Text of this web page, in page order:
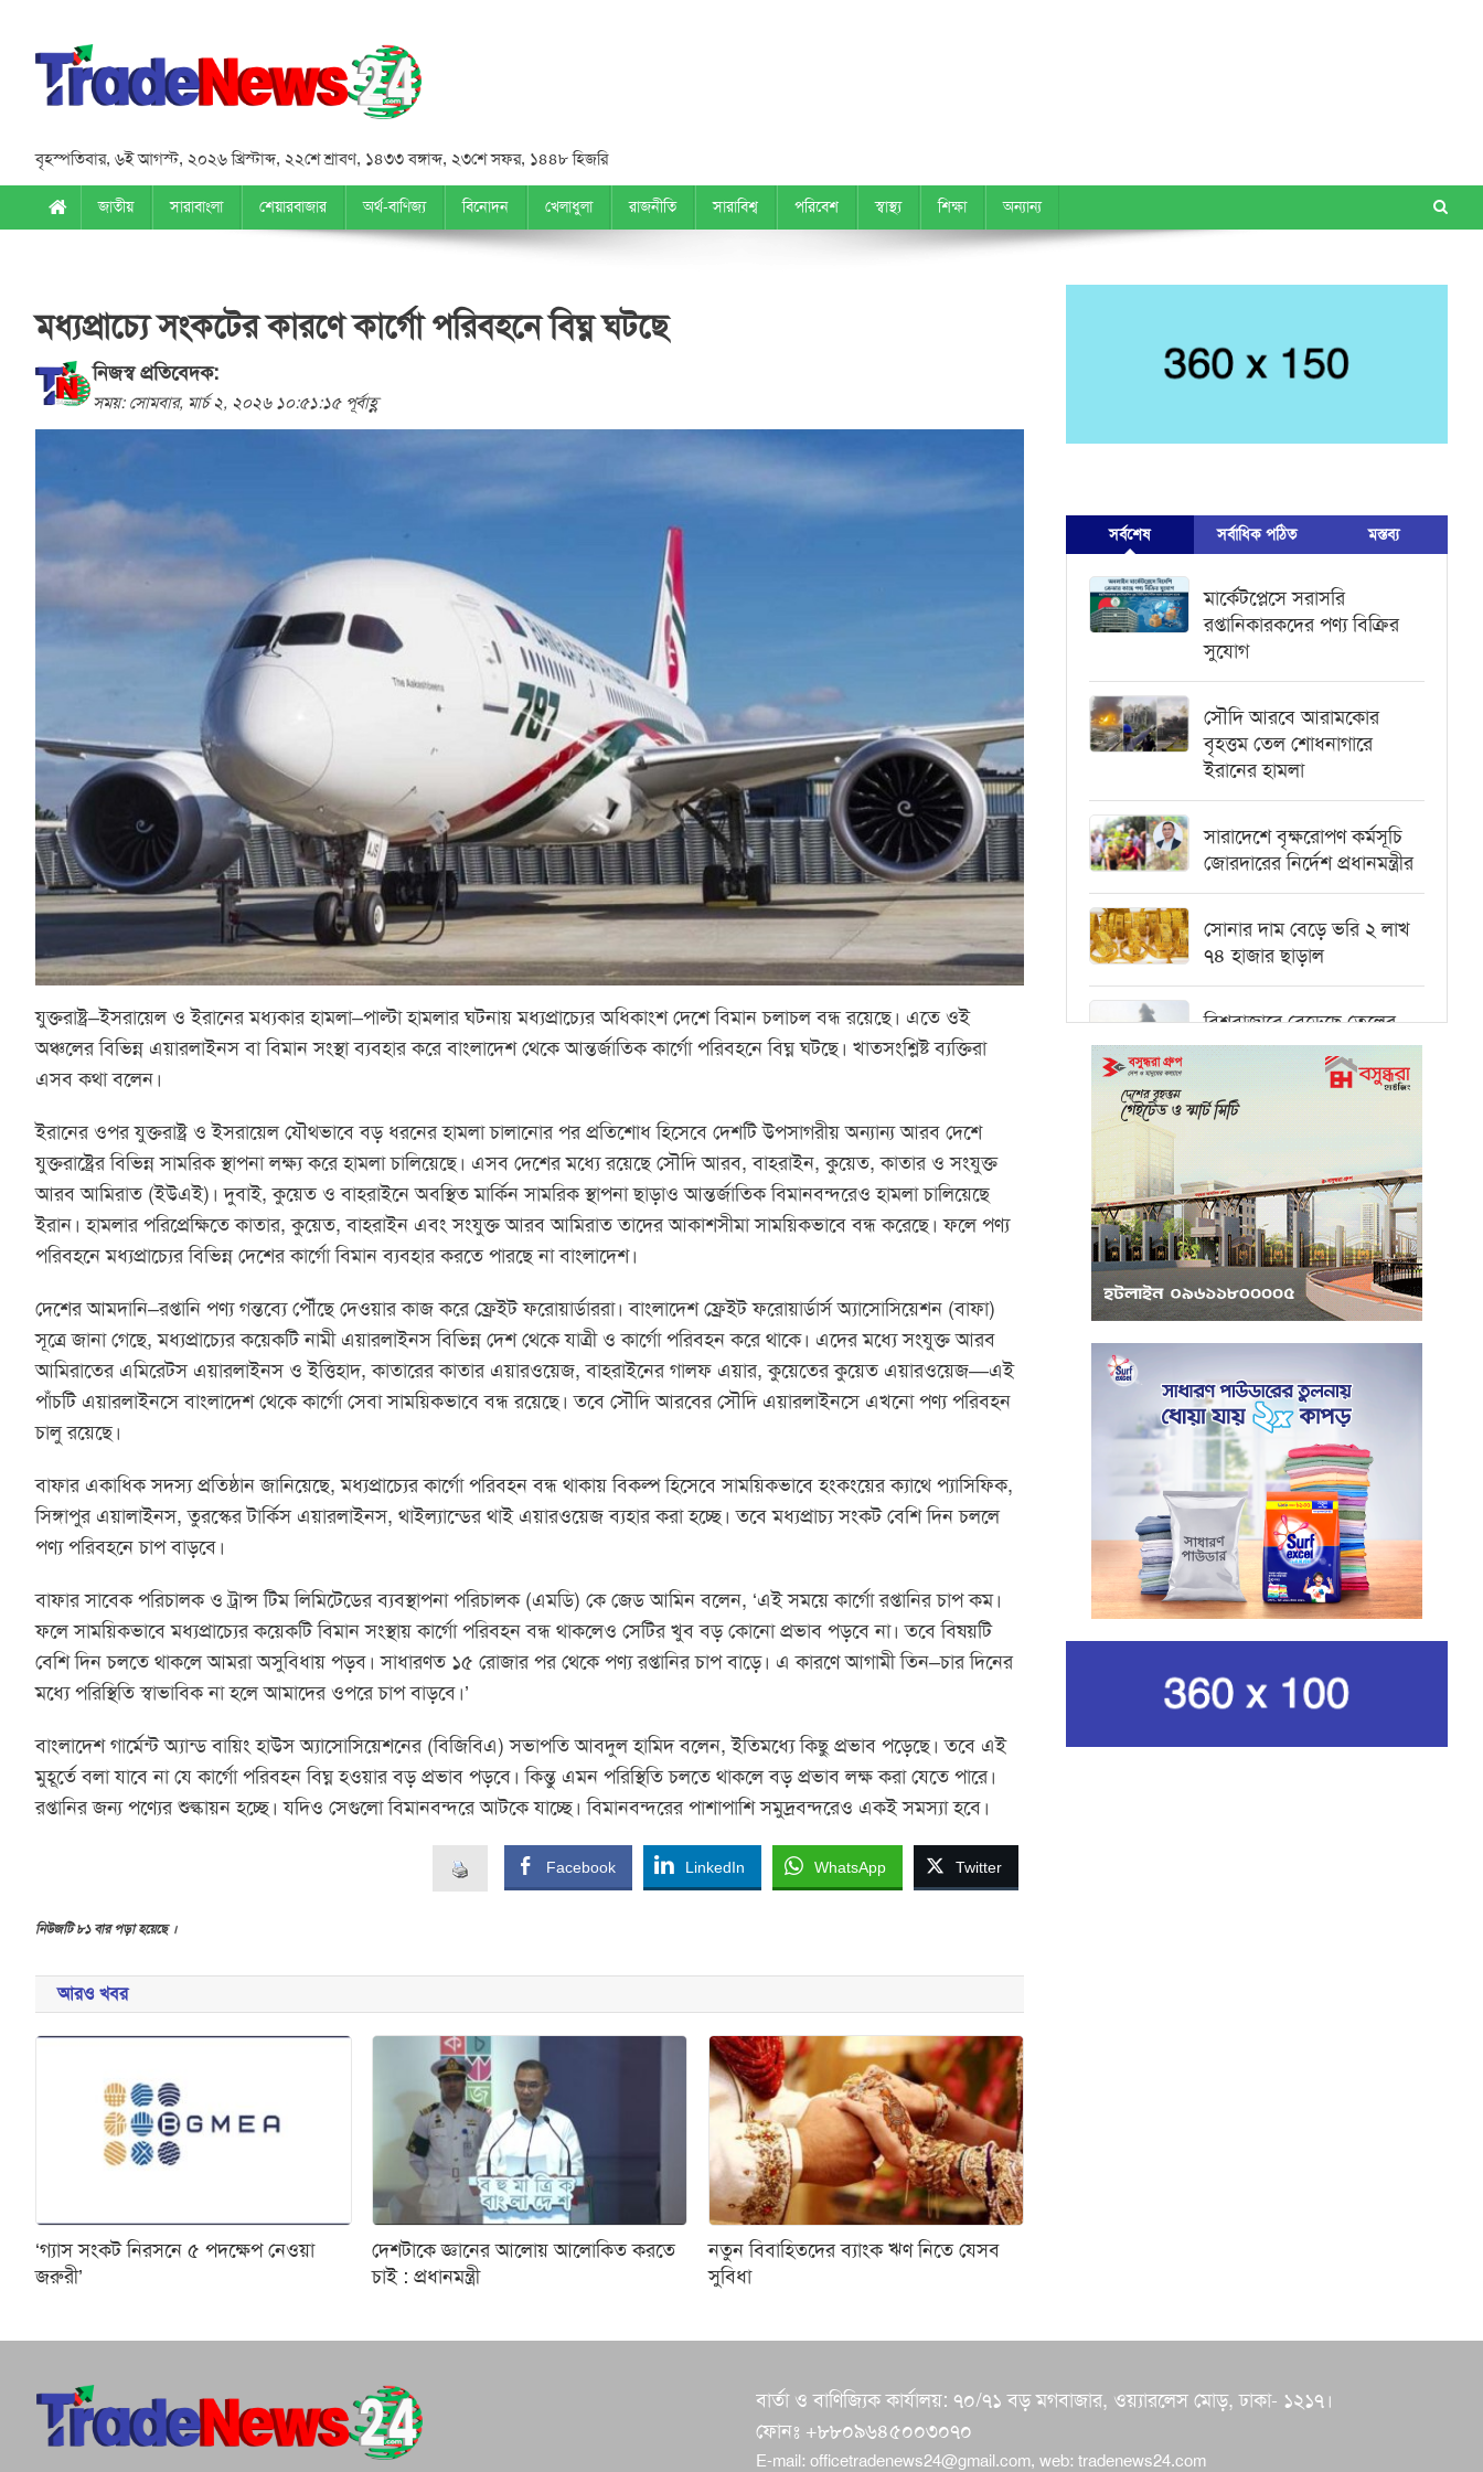
বৃহস্পতিবার, ৬ই আগস্ট, ২০২৬ খ্রিস্টাব্দ, ২২শে শ্রাবণ, ১৪৩৩ বঙ্গাব্দ, ২৩শে সফর, ১৪৪৮ হিজরি
জাতীয় সারাবাংলা শেয়ারবাজার অর্থ-বাণিজ্য বিনোদন খেলাধুলা রাজনীতি সারাবিশ্ব পরিবেশ স্বাস্থ্য শিক্ষা অন্যান্য
মধ্যপ্রাচ্যে সংকটের কারণে কার্গো পরিবহনে বিঘ্ন ঘটছে
নিজস্ব প্রতিবেদক:
সময়: সোমবার, মার্চ ২, ২০২৬ ১০:৫১:১৫ পূর্বাহ্ণ
যুক্তরাষ্ট্র–ইসরায়েল ও ইরানের মধ্যকার হামলা–পাল্টা হামলার ঘটনায় মধ্যপ্রাচ্যের অধিকাংশ দেশে বিমান চলাচল বন্ধ রয়েছে। এতে ওই
অঞ্চলের বিভিন্ন এয়ারলাইনস বা বিমান সংস্থা ব্যবহার করে বাংলাদেশ থেকে আন্তর্জাতিক কার্গো পরিবহনে বিঘ্ন ঘটছে। খাতসংশ্লিষ্ট ব্যক্তিরা
এসব কথা বলেন।
ইরানের ওপর যুক্তরাষ্ট্র ও ইসরায়েল যৌথভাবে বড় ধরনের হামলা চালানোর পর প্রতিশোধ হিসেবে দেশটি উপসাগরীয় অন্যান্য আরব দেশে
যুক্তরাষ্ট্রের বিভিন্ন সামরিক স্থাপনা লক্ষ্য করে হামলা চালিয়েছে। এসব দেশের মধ্যে রয়েছে সৌদি আরব, বাহরাইন, কুয়েত, কাতার ও সংযুক্ত
আরব আমিরাত (ইউএই)। দুবাই, কুয়েত ও বাহরাইনে অবস্থিত মার্কিন সামরিক স্থাপনা ছাড়াও আন্তর্জাতিক বিমানবন্দরেও হামলা চালিয়েছে
ইরান। হামলার পরিপ্রেক্ষিতে কাতার, কুয়েত, বাহরাইন এবং সংযুক্ত আরব আমিরাত তাদের আকাশসীমা সাময়িকভাবে বন্ধ করেছে। ফলে পণ্য
পরিবহনে মধ্যপ্রাচ্যের বিভিন্ন দেশের কার্গো বিমান ব্যবহার করতে পারছে না বাংলাদেশ।
দেশের আমদানি–রপ্তানি পণ্য গন্তব্যে পৌঁছে দেওয়ার কাজ করে ফ্রেইট ফরোয়ার্ডাররা। বাংলাদেশ ফ্রেইট ফরোয়ার্ডার্স অ্যাসোসিয়েশন (বাফা)
সূত্রে জানা গেছে, মধ্যপ্রাচ্যের কয়েকটি নামী এয়ারলাইনস বিভিন্ন দেশ থেকে যাত্রী ও কার্গো পরিবহন করে থাকে। এদের মধ্যে সংযুক্ত আরব
আমিরাতের এমিরেটস এয়ারলাইনস ও ইত্তিহাদ, কাতারের কাতার এয়ারওয়েজ, বাহরাইনের গালফ এয়ার, কুয়েতের কুয়েত এয়ারওয়েজ—এই
পাঁচটি এয়ারলাইনসে বাংলাদেশ থেকে কার্গো সেবা সাময়িকভাবে বন্ধ রয়েছে। তবে সৌদি আরবের সৌদি এয়ারলাইনসে এখনো পণ্য পরিবহন
চালু রয়েছে।
বাফার একাধিক সদস্য প্রতিষ্ঠান জানিয়েছে, মধ্যপ্রাচ্যের কার্গো পরিবহন বন্ধ থাকায় বিকল্প হিসেবে সাময়িকভাবে হংকংয়ের ক্যাথে প্যাসিফিক,
সিঙ্গাপুর এয়ালাইনস, তুরস্কের টার্কিস এয়ারলাইনস, থাইল্যান্ডের থাই এয়ারওয়েজ ব্যহার করা হচ্ছে। তবে মধ্যপ্রাচ্য সংকট বেশি দিন চললে
পণ্য পরিবহনে চাপ বাড়বে।
বাফার সাবেক পরিচালক ও ট্রান্স টিম লিমিটেডের ব্যবস্থাপনা পরিচালক (এমডি) কে জেড আমিন বলেন, ‘এই সময়ে কার্গো রপ্তানির চাপ কম।
ফলে সাময়িকভাবে মধ্যপ্রাচ্যের কয়েকটি বিমান সংস্থায় কার্গো পরিবহন বন্ধ থাকলেও সেটির খুব বড় কোনো প্রভাব পড়বে না। তবে বিষয়টি
বেশি দিন চলতে থাকলে আমরা অসুবিধায় পড়ব। সাধারণত ১৫ রোজার পর থেকে পণ্য রপ্তানির চাপ বাড়ে। এ কারণে আগামী তিন–চার দিনের
মধ্যে পরিস্থিতি স্বাভাবিক না হলে আমাদের ওপরে চাপ বাড়বে।’
বাংলাদেশ গার্মেন্ট অ্যান্ড বায়িং হাউস অ্যাসোসিয়েশনের (বিজিবিএ) সভাপতি আবদুল হামিদ বলেন, ইতিমধ্যে কিছু প্রভাব পড়েছে। তবে এই
মুহূর্তে বলা যাবে না যে কার্গো পরিবহন বিঘ্ন হওয়ার বড় প্রভাব পড়বে। কিন্তু এমন পরিস্থিতি চলতে থাকলে বড় প্রভাব লক্ষ করা যেতে পারে।
রপ্তানির জন্য পণ্যের শুল্কায়ন হচ্ছে। যদিও সেগুলো বিমানবন্দরে আটকে যাচ্ছে। বিমানবন্দরের পাশাপাশি সমুদ্রবন্দরেও একই সমস্যা হবে।
Facebook LinkedIn WhatsApp Twitter
নিউজটি ৮১ বার পড়া হয়েছে ।
আরও খবর
‘গ্যাস সংকট নিরসনে ৫ পদক্ষেপ নেওয়া
জরুরী’
দেশটাকে জ্ঞানের আলোয় আলোকিত করতে
চাই : প্রধানমন্ত্রী
নতুন বিবাহিতদের ব‌্যাংক ঋণ নিতে যেসব
সুবিধা
সর্বশেষ সর্বাধিক পঠিত মস্তব্য
মার্কেটপ্লেসে সরাসরি
রপ্তানিকারকদের পণ্য বিক্রির
সুযোগ
সৌদি আরবে আরামকোর
বৃহত্তম তেল শোধনাগারে
ইরানের হামলা
সারাদেশে বৃক্ষরোপণ কর্মসূচি
জোরদারের নির্দেশ প্রধানমন্ত্রীর
সোনার দাম বেড়ে ভরি ২ লাখ
৭৪ হাজার ছাড়াল
বিশ্ববাজারে বেড়েছে তেলের
দাম, ওয়ালস্ট্রিটে পতনের
কার্গো পরিবহনে বিঘ্ন ঘটছে
পরিবেশবান্ধব উদ্যোক্তারা
ইউসিবি থেকে পাবেন ২৫ লাখ
টাকা ঋণ
প্রদানকারীর সুরক্ষায় বিধিমালা
প্রণয়ন
খামেনি হত্যার প্রতিশোধ
নেওয়ার ঘোষণা ইরানের
রেভোল্যুশনারি গার্ডের
কার্বন কারখানার ধোঁয়ায় ক্ষতির
মুখে কৃষি ও পরিবেশ
ইরানের সর্বোচ্চ ধর্মীয় নেতা
খামেনি নিহত
তাপমাত্রা বাড়ছে,বাড়তে পারে
বার্তা ও বাণিজ্যিক কার্যালয়: ৭০/৭১ বড় মগবাজার, ওয়্যারলেস মোড়, ঢাকা- ১২১৭।
ফোনঃ +৮৮০৯৬৪৫০০৩০৭০
E-mail:officetradenews24@gmail.com, web:tradenews24.com